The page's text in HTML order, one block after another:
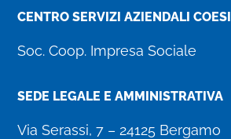
CENTRO SERVIZI AZIENDALI COESI
Soc. Coop. Impresa Sociale
SEDE LEGALE E AMMINISTRATIVA
Via Serassi, 7 – 24125 Bergamo